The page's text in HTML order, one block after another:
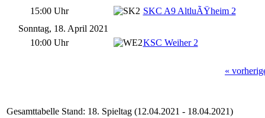
15:00 Uhr
SKC A9 AltluÃŸheim 2
Sonntag, 18. April 2021
10:00 Uhr
KSC Weiher 2
«
Gesamttabelle Stand: 18. Spieltag (12.04.2021 - 18.04.2021)